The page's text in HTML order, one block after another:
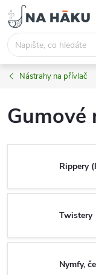
Přejít
na
obsah
Nástrahy na přívlač
Gumové
Rippery
Twistery
Nymfy,